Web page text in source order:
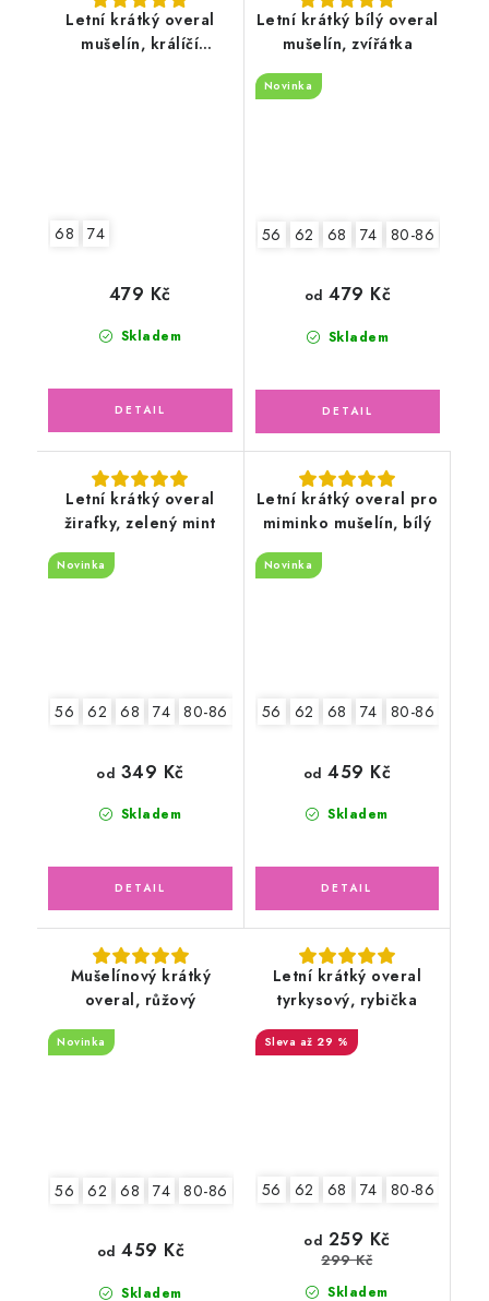
Letní krátký overal
mušelín, králíčí
68 74
Skladem
479 Kč
Letní krátký bílý overal
mušelín, zvířátka
Novinka
56 62 68 74 80-86
Skladem
od 479 Kč
Letní krátký overal
žirafky, zelený mint
Novinka
56 62 68 74 80-86 92-98
Skladem
od 349 Kč
Letní krátký overal pro
miminko mušelín, bílý
Novinka
56 62 68 74 80-86
Skladem
od 459 Kč
Mušelínový krátký
overal, růžový
Novinka
56 62 68 74 80-86 92-98
Skladem
od 459 Kč
Letní krátký overal
tyrkysový, rybička
až 29 %
56 62 68 74 80-86
Skladem
od 259 Kč
299 Kč